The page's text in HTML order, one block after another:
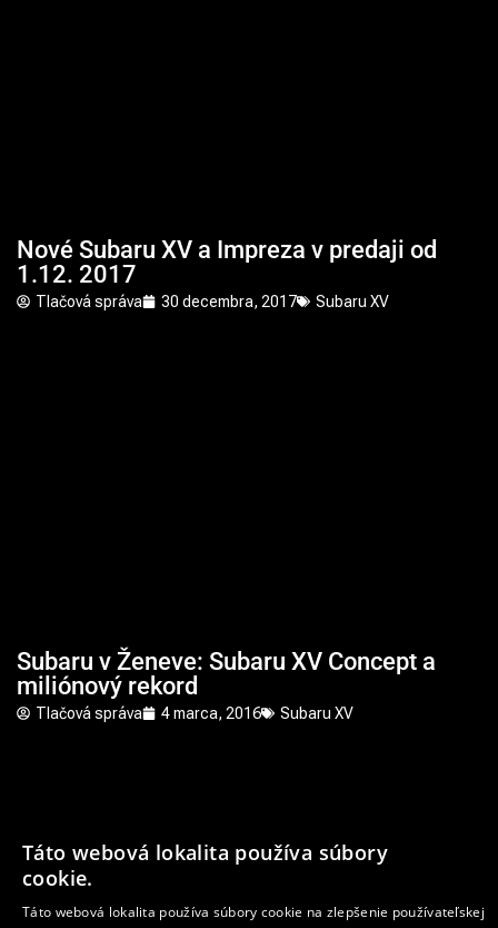
Nové Subaru XV a Impreza v predaji od
1.12. 2017
Tlačová správa 30 decembra, 2017 Subaru XV
Subaru v Ženeve: Subaru XV Concept a
miliónový rekord
Tlačová správa 4 marca, 2016 Subaru XV
Ochrana osobných údajov
Táto webová lokalita používa súbory
cookie.
Táto webová lokalita používa súbory cookie na zlepšenie používateľskej